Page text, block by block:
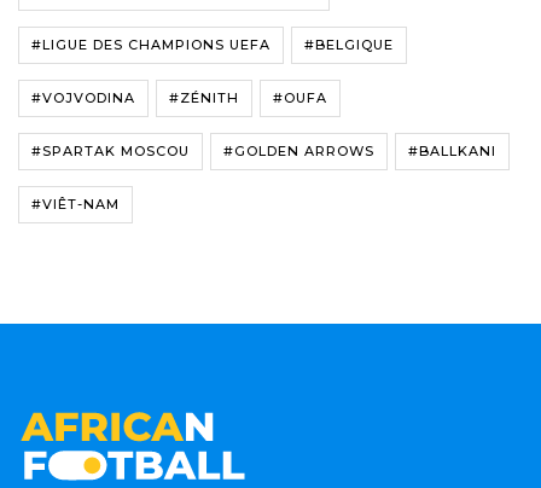
#LIGUE DES CHAMPIONS UEFA #BELGIQUE
#VOJVODINA #ZÉNITH #OUFA
#SPARTAK MOSCOU #GOLDEN ARROWS #BALLKANI
#VIÊT-NAM